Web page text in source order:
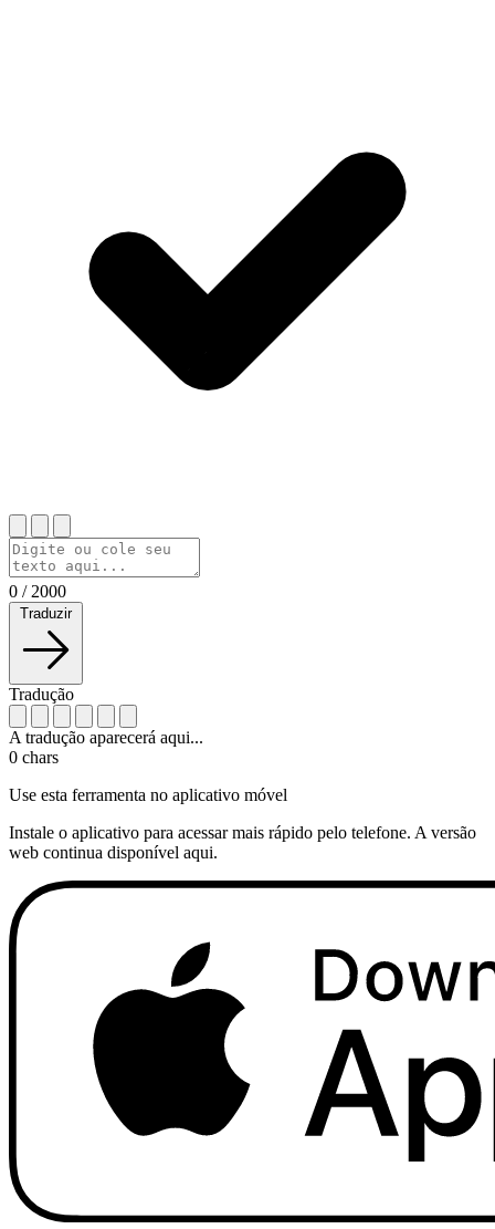
0 / 2000
Traduzir
Tradução
A tradução aparecerá aqui...
0 chars
Use esta ferramenta no aplicativo móvel
Instale o aplicativo para acessar mais rápido pelo telefone. A versão
web continua disponível aqui.